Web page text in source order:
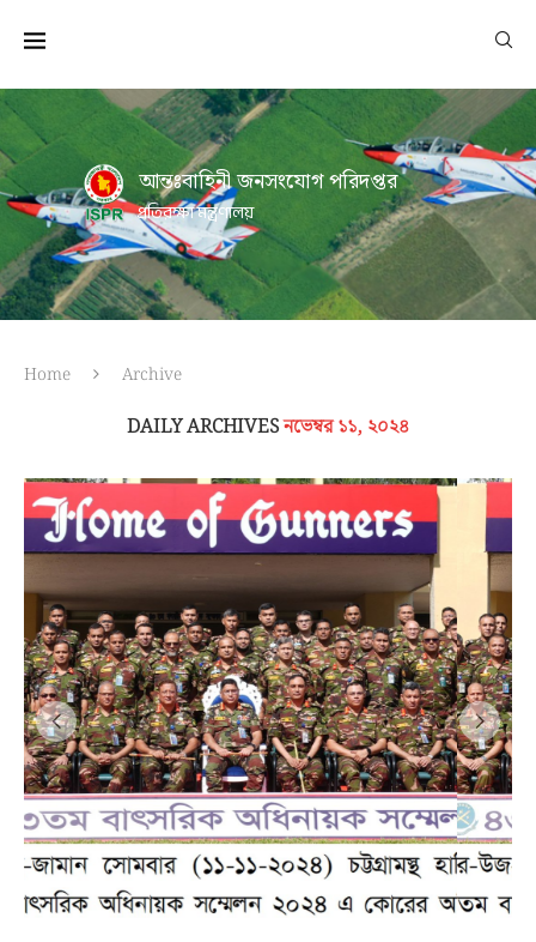
আন্তঃবাহিনী জনসংযোগ পরিদপ্তর
প্রতিরক্ষা মন্ত্রণালয়
Home Archive
DAILY ARCHIVESনভেম্বর ১১, ২০২৪